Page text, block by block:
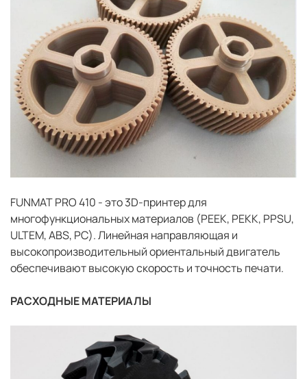
FUNMAT PRO 410 - это 3D-принтер для
многофункциональных материалов (PEEK, PEKK, PPSU,
ULTEM, ABS, PC). Линейная направляющая и
высокопроизводительный ориентальный двигатель
обеспечивают высокую скорость и точность печати.
РАСХОДНЫЕ МАТЕРИАЛЫ